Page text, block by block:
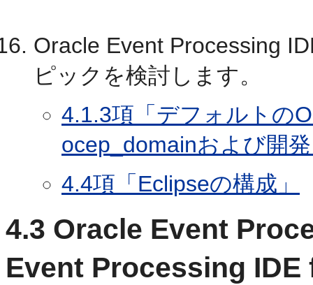
Oracle Event Processing
ピックを検討します。
4.1.3項「デフォルトの
ocep_domainおよび開
4.4項「Eclipseの構成」
4.3 Oracle Event
Event Processing IDE